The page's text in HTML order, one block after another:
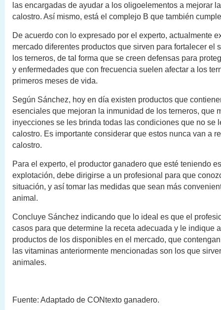
las encargadas de ayudar a los oligoelementos a mejorar
calostro. Así mismo, está el complejo B que también
De acuerdo con lo expresado por el experto, actualmente
mercado diferentes productos que sirven para fortalecer el
los terneros, de tal forma que se creen defensas para
y enfermedades que con frecuencia suelen afectar a los
primeros meses de vida.
Según Sánchez, hoy en día existen productos que
esenciales que mejoran la inmunidad de los terneros, que
inyecciones se les brinda todas las condiciones que no se
calostro. Es importante considerar que estos nunca van a
calostro.
Para el experto, el productor ganadero que esté teniendo
explotación, debe dirigirse a un profesional para que
situación, y así tomar las medidas que sean más
animal.
Concluye Sánchez indicando que lo ideal es que el
casos para que determine la receta adecuada y le indique
productos de los disponibles en el mercado, que
las vitaminas anteriormente mencionadas son los que
animales.
Fuente: Adaptado de CONtexto ganadero.